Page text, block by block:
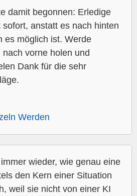
damit begonnen: Erledige
anstatt es nach hinten
es möglich ist. Werde
vorne holen und
Dank für die sehr
Werden
wieder, wie genau eine
den Kern einer Situation
weil sie nicht von einer KI